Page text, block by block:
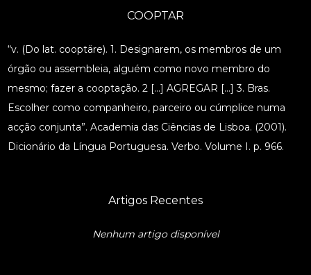
COOPTAR
“v. (Do lat. cooptäre). 1. Designarem, os membros de um
órgão ou assembleia, alguém como novo membro do
mesmo; fazer a cooptação. 2 […] AGREGAR […] 3. Bras.
Escolher como companheiro, parceiro ou cúmplice numa
acção conjunta”. Academia das Ciências de Lisboa. (2001).
Dicionário da Língua Portuguesa. Verbo. Volume I. p. 966.
Artigos Recentes
Nenhum artigo disponível